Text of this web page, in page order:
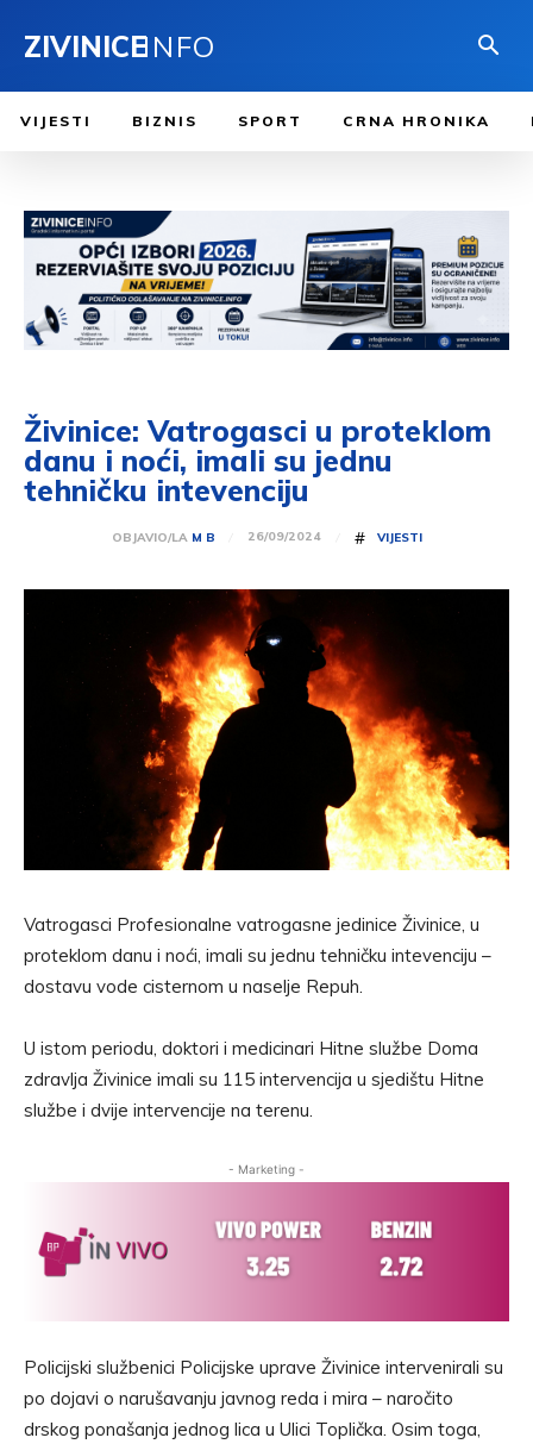
ZIVINICEINFO
VIJESTI BIZNIS SPORT CRNA HRONIKA
Živinice: Vatrogasci u proteklom
danu i noći, imali su jednu
tehničku intevenciju
OBJAVIO/LA M B 26/09/2024 # VIJESTI
Vatrogasci Profesionalne vatrogasne jedinice Živinice, u
proteklom danu i noći, imali su jednu tehničku intevenciju –
dostavu vode cisternom u naselje Repuh.
U istom periodu, doktori i medicinari Hitne službe Doma
zdravlja Živinice imali su 115 intervencija u sjedištu Hitne
službe i dvije intervencije na terenu.
- Marketing -
Policijski službenici Policijske uprave Živinice intervenirali su
po dojavi o narušavanju javnog reda i mira – naročito
drskog ponašanja jednog lica u Ulici Toplička. Osim toga,